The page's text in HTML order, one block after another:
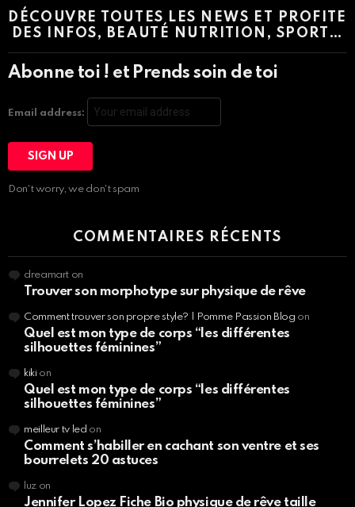
DÉCOUVRE TOUTES LES NEWS ET PROFITE
DES INFOS, BEAUTÉ NUTRITION, SPORT…
Abonne toi ! et Prends soin de toi
Email address:
Don't worry, we don't spam
COMMENTAIRES RÉCENTS
dreamart on
Trouver son morphotype sur physique de rêve
Comment trouver son propre style? | Pomme Passion Blog on
Quel est mon type de corps “les différentes
silhouettes féminines”
kikion
Quel est mon type de corps “les différentes
silhouettes féminines”
meilleur tv led on
Comment s’habiller en cachant son ventre et ses
bourrelets 20 astuces
luzon
Jennifer Lopez Fiche Bio physique de rêve taille